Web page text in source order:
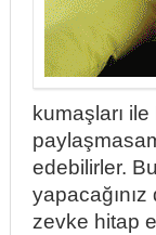
kumaşları
edebilirler.
zevke hitap